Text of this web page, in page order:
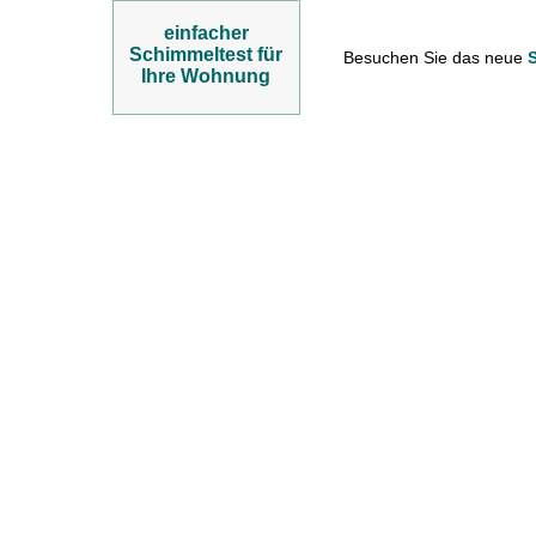
einfacher
Schimmeltest für
Ihre Wohnung
Besuchen Sie das neue